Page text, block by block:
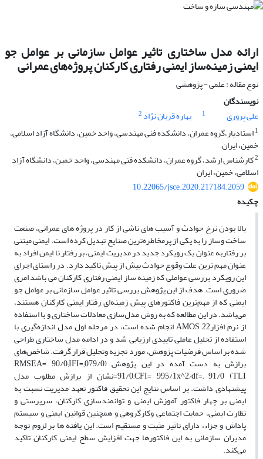
ارائه‌ مدل ساختاری تاثیر عوامل سازمانی بر عوامل جو
ایمنی زمینه‌ساز ایمنی رفتاری کارکنان پروژه‌های عمرانی
نوع مقاله : علمی - پژوهشی
نویسندگان
علی پروری
1 بهاره قربان نژاد 2
1استادیار،گروه عمران، دانشکده فنی مهندسی، واحد خمین، دانشگاه آزاد اسلامی،
خمین، ایران
2کارشناس ارشد، گروه عمران، دانشکده فنی مهندسی، واحد خمین، دانشگاه آزاد
اسلامی، خمین، ایران
10.22065/jsce.2020.217184.2059
چکیده
بالا بودن نرخ حوادث و آسیب های ناشی از کار در پروژه های عمرانی، صنعت
ساخت وساز را به یکی از پرمخاطره‌ترین صنایع تبدیل کرده است. ایمنی مبتنی
بر رفتاربه عنوان یک رویکرد جدید در مدیریت ایمنی، بر رفتار نا ایمن افراد به
عنوان مهم ترین علت وقوع حوادث بیش از پیش تاکید دارد. در راستای اجرای
این رویکرد بررسی عواملی که زمینه ساز ایمنی رفتاری کارکنان می باشد امری
ضروری است. هدف از این پژوهش بررسی تاثیر عوامل سازمانی بر عوامل جو
ایمنی که از مهم‌ترین فاکتورهای پیش زمینه‌ای رفتار ایمنی کارکنان هستند،
می‌باشد. در این مطالعه که به روش مدل‌سازی معادلات ساختاری و با استفاده
از نرم افزارAMOS 22 انجام شده است، در مرحله اول مدل اندازه‌گیری با
استفاده از تحلیل عاملی تاییدی ارزیابی شد و در ادامه مدل ساختاری طراحی
شده بر اساس فرضیات پژوهش، مورد تجزیه وتحلیل قرار گرفت. شاخص‌های
برازش به دست آمده در این پژوهش (079/0;RMSEA= 90/0;IFI=
91/0;CFI= 995/1x^2⁄df=; 91/0 (TLI=نشان از برازش مطلوب مدل
پیشنهادی داشت. بر اساس نتایج این تحقیق فاکتور تعهد مدیریت نسبت به
ایمنی بر چهار فاکتور آموزش ایمنی و توانمندسازی کارکنان، سرپرستی و
نظارت ایمنی، حمایت اجتماعی وکارگروهی و همچنین قوانین ایمنی و سیستم
پاداش و جزاء، دارای تاثیر مثبت و مستقیم است. این یافته ها بر لزوم توجه
مدیران سازمانی به این فاکتورها جهت افزایش سطح ایمنی کارکنان تاکید
می‌کند.